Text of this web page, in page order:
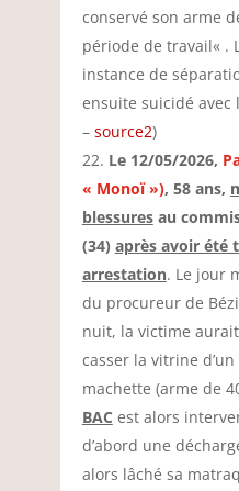
conservé son arme
période de travail« .
instance de
ensuite suicidé avec
– source2)
Le 12/05/2026,
« Monoï »), 58 ans,
blessuresau
(34) après avoir été
arrestation. Le jour
du procureur de
nuit, la victime
casser la vitrine
machette (arme de
BAC est alors
d’abord une
alors lâché sa